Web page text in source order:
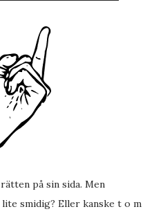
på sin sida. Men
smidig? Eller kanske t o m